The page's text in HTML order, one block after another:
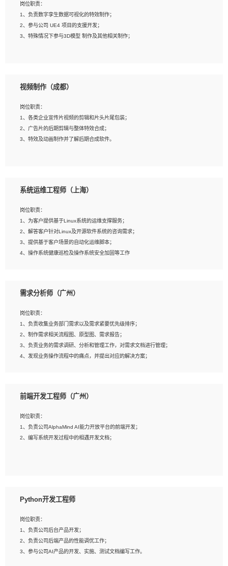
4、有良好的沟通能力和团队合作意识；
5、开发过 HoloLens 程序者优先。
岗位职责：
1、负责数字孪生数据可视化的特效制作；
2、参与公司 UE4 项目的支援开发；
3、特殊情况下参与3D模型 制作及其他相关制作；
上；
3、想象力丰富, 有一定的艺术审美深度；
4、有良好的场景特效搭建功底；
5、熟悉 3Ds Max 或者 Maya；
6、有良好的沟通能力和团队合作意识；
视频制作（成都）
岗位职责：
1、各类企业宣传片视频的剪辑和片头片尾包装；
2、广告片的后期剪辑与整体特效合成；
3、特效及动画制作并了解后期合成软件。
2、熟练使用After Effect、Photo Shop、熟练掌握视频剪辑和特效包装软件；
4、在剪辑上会思考，有一定编导思维；
5、踏实， 勤奋，愿意在工作中不断学习，提高自我；
6、能与同事友好相处。
系统运维工程师（上海）
岗位职责：
1、为客户提供基于Linux系统的运维支撑服务；
2、解答客户针对Linux及开源软件系统的咨询需求；
3、提供基于客户场景的自动化运维脚本；
4、操作系统健康巡检及操作系统安全加固等工作
1、全日制本科计算机相关专业毕业，3年以上相关工作经验；
3、熟练使用脚本语言，shell/python任一种，熟练使用Ansible
4、熟悉linux常见服务、中间件的基本原理、部署以及故障处理，如：Mysql、
Apache、Nginx、Zabbix、Kafka等
5、熟悉主流虚拟化技术，如：VMware、KVM
6、具备网络方面的基础知识，熟悉常见的网络协议，如TCP/IP，转发原理，路由优
8、有良好的文档编写能力和沟通能力，有RHCE证书优先
需求分析师（广州）
岗位职责：
1、负责收集业务部门需求以及需求紧要优先级排序；
2、制作需求相关流程图、原型图、需求报告；
3、负责业务的需求调研、分析和管理工作，对需求文档进行管理；
4、发现业务操作流程中的痛点，并提出对应的解决方案；
岗位要求：
2、熟悉产品及需求规划工具，如:Axure、Xmind、MS Project等；
3、具备良好的交流协调能力，有较强的责任感、工作积极主动；
4、有较强的系统需求分析、文档编写能力、沟通能力；
前端开发工程师（广州）
岗位职责：
1、负责公司AlphaMind AI能力开放平台的前端开发；
2、编写系统开发过程中的相遇开发文档；
3、熟悉react/vue/angular任何一种前端框架，熟悉react优先；
5、善于沟通，具有团队意识；
Python开发工程师
岗位职责：
1、负责公司后台产品开发；
2、负责公司后端产品的性能调优工作；
3、参与公司AI产品的开发、实施、测试文档编写工作。